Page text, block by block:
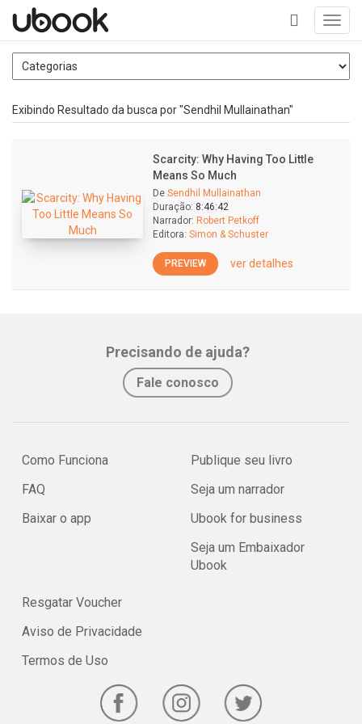
+
Exibindo Resultado da busca por "Sendhil Mullainathan"
Scarcity: Why Having Too Little
Means So Much
De Sendhil Mullainathan
Duração: 8:46:42
Narrador: Robert Petkoff
Editora: Simon & Schuster
PREVIEW ver detalhes
Precisando de ajuda?
Fale conosco
Como Funciona
FAQ
Baixar o app
Publique seu livro
Seja um narrador
Ubook for business
Seja um Embaixador
Ubook
Resgatar Voucher
Aviso de Privacidade
Termos de Uso